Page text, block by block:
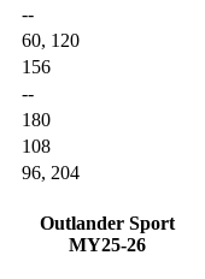
--
60, 120
156
--
180
108
96, 204
Outlander Sport
MY25-26